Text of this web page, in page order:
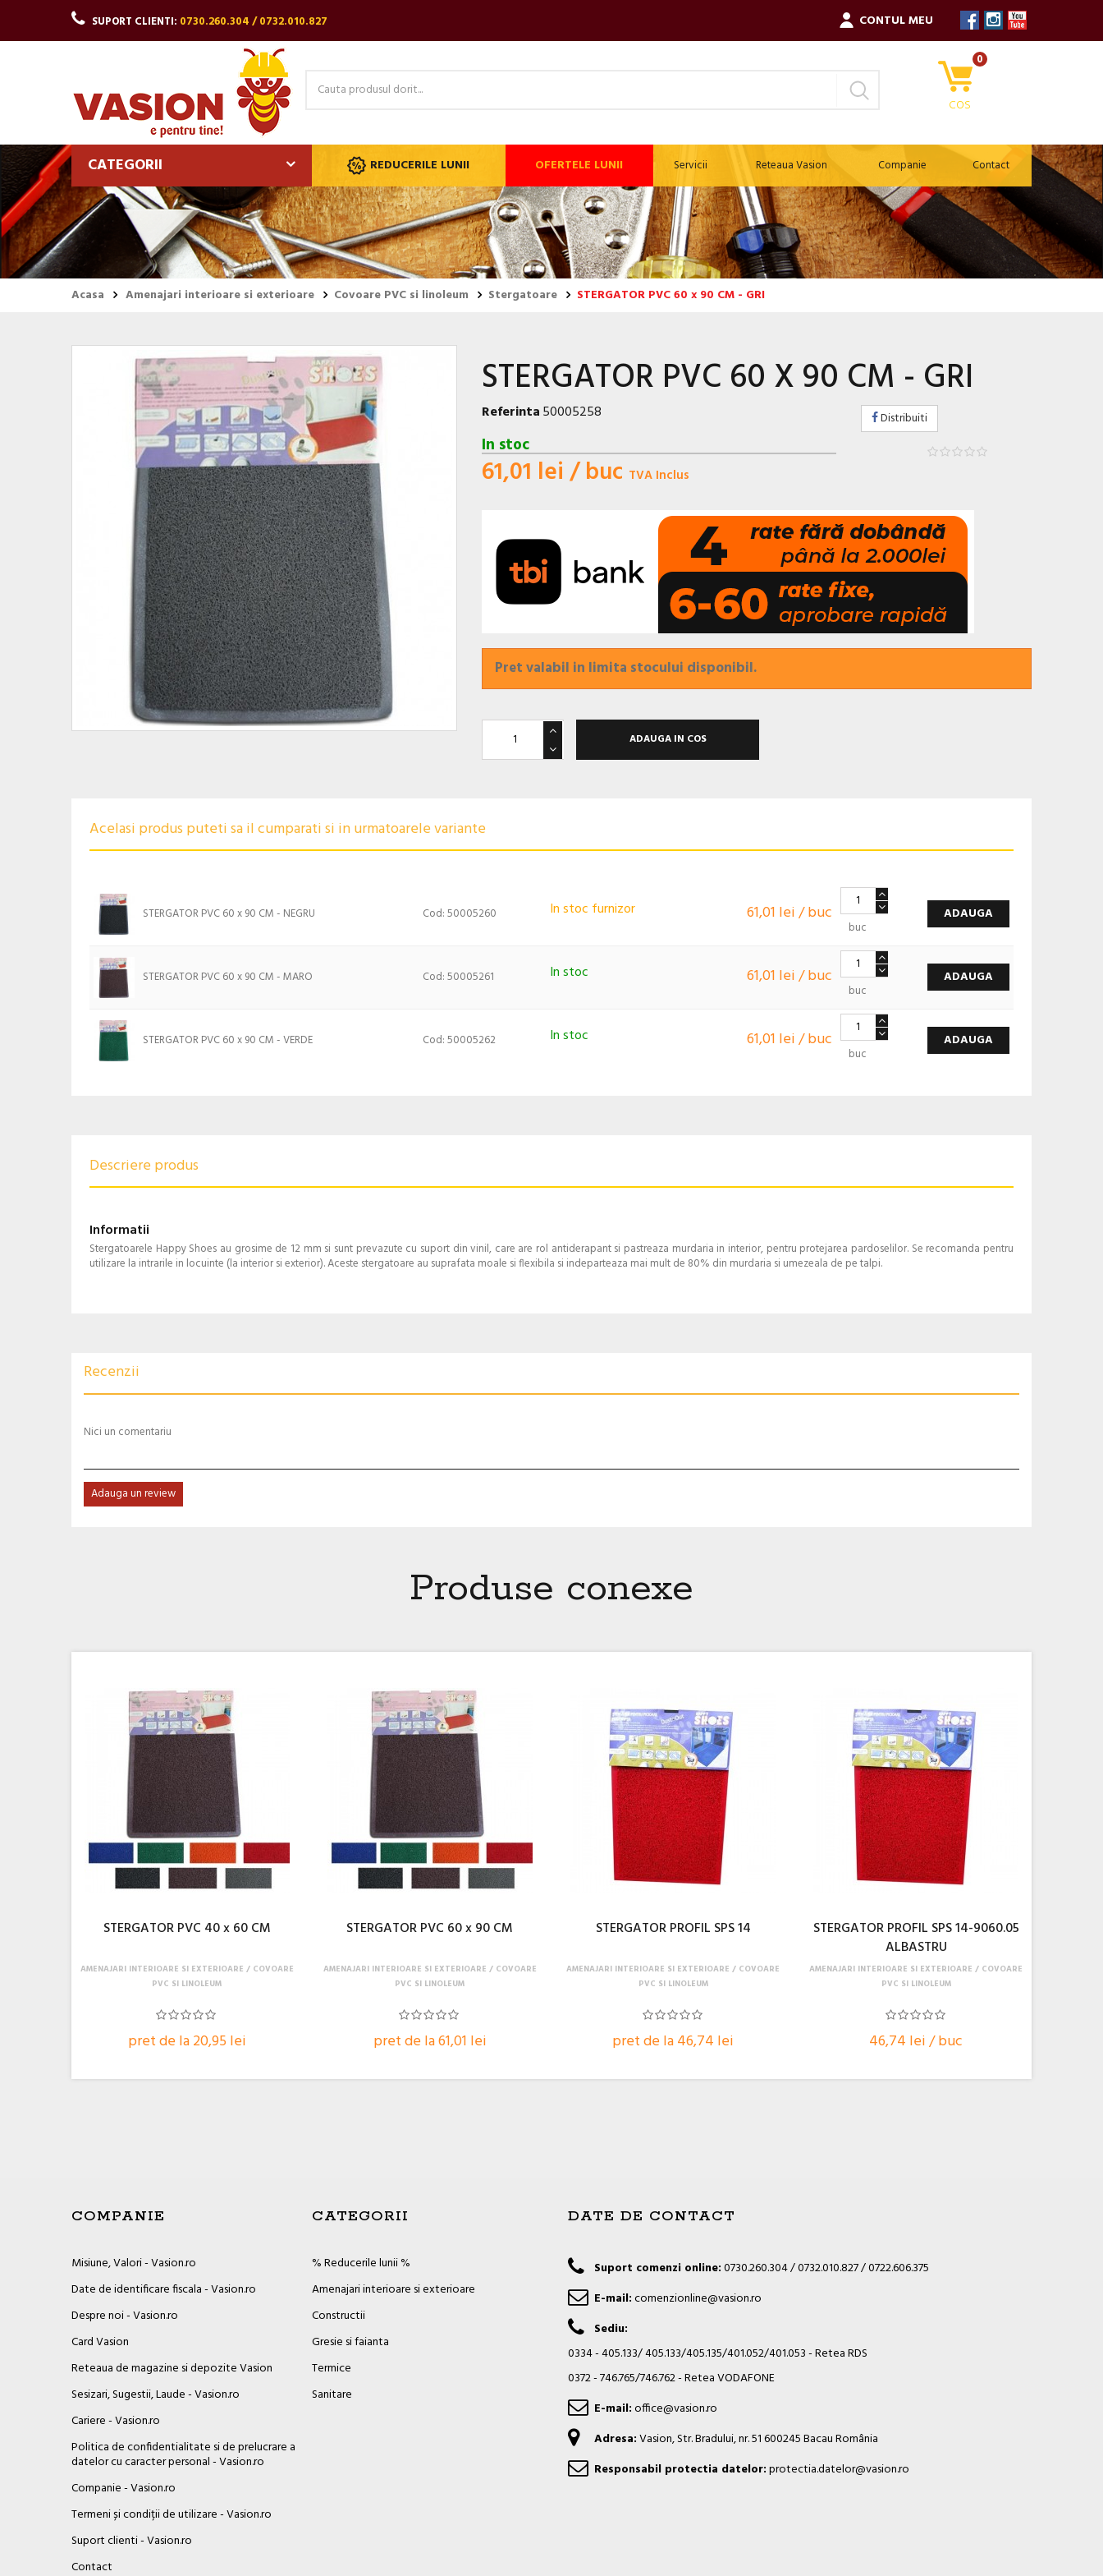
SUPORT CLIENTI: 0730.260.304 / 0732.010.827 CONTUL MEU
0
COS
CATEGORII REDUCERILE LUNII OFERTELE LUNII Servicii Reteaua Vasion Companie Contact
Acasa Amenajari interioare si exterioare Covoare PVC si linoleum Stergatoare STERGATOR PVC 60 x 90 CM - GRI
STERGATOR PVC 60 X 90 CM - GRI
Referinta50005258
In stoc
61,01 lei / buc TVA Inclus
Distribuiti
Pret valabil in limita stocului disponibil.
ADAUGA IN COS
Acelasi produs puteti sa il cumparati si in urmatoarele variante
STERGATOR PVC 60 x 90 CM - NEGRU Cod: 50005260 In stoc furnizor 61,01 lei / buc
buc
ADAUGA
STERGATOR PVC 60 x 90 CM - MARO Cod: 50005261 In stoc 61,01 lei / buc
buc
ADAUGA
STERGATOR PVC 60 x 90 CM - VERDE Cod: 50005262 In stoc 61,01 lei / buc
buc
ADAUGA
Descriere produs
Informatii
Stergatoarele Happy Shoes au grosime de 12 mm si sunt prevazute cu suport din vinil, care are rol antiderapant si pastreaza murdaria in interior, pentru protejarea pardoselilor. Se recomanda pentru
utilizare la intrarile in locuinte (la interior si exterior). Aceste stergatoare au suprafata moale si flexibila si indeparteaza mai mult de 80% din murdaria si umezeala de pe talpi.
Recenzii
Nici un comentariu
Adauga un review
Produse conexe
STERGATOR PVC 40 x 60 CM
pret de la 20,95 lei
AMENAJARI INTERIOARE SI EXTERIOARE
COVOARE
PVC SI LINOLEUM
STERGATOR PVC 60 x 90 CM
pret de la 61,01 lei
AMENAJARI INTERIOARE SI EXTERIOARE
COVOARE
PVC SI LINOLEUM
STERGATOR PROFIL SPS 14
pret de la 46,74 lei
AMENAJARI INTERIOARE SI EXTERIOARE
COVOARE
PVC SI LINOLEUM
STERGATOR PROFIL SPS 14-9060.05
ALBASTRU
46,74 lei / buc
AMENAJARI INTERIOARE SI EXTERIOARE
COVOARE
PVC SI LINOLEUM
COMPANIE
Misiune, Valori - Vasion.ro
Date de identificare fiscala - Vasion.ro
Despre noi - Vasion.ro
Card Vasion
Reteaua de magazine si depozite Vasion
Sesizari, Sugestii, Laude - Vasion.ro
Cariere - Vasion.ro
Politica de confidentialitate si de prelucrare a
datelor cu caracter personal - Vasion.ro
Companie - Vasion.ro
Termeni și condiții de utilizare - Vasion.ro
Suport clienti - Vasion.ro
Contact
CATEGORII
% Reducerile lunii %
Amenajari interioare si exterioare
Constructii
Gresie si faianta
Termice
Sanitare
DATE DE CONTACT
Suport comenzi online:0730.260.304 / 0732.010.827 / 0722.606.375
E-mail:comenzionline@vasion.ro
Sediu:
0334 - 405.133/ 405.133/405.135/401.052/401.053 - Retea RDS
0372 - 746.765/746.762 - Retea VODAFONE
E-mail:office@vasion.ro
Adresa:Vasion, Str. Bradului, nr. 51 600245 Bacau România
Responsabil protectia datelor:protectia.datelor@vasion.ro